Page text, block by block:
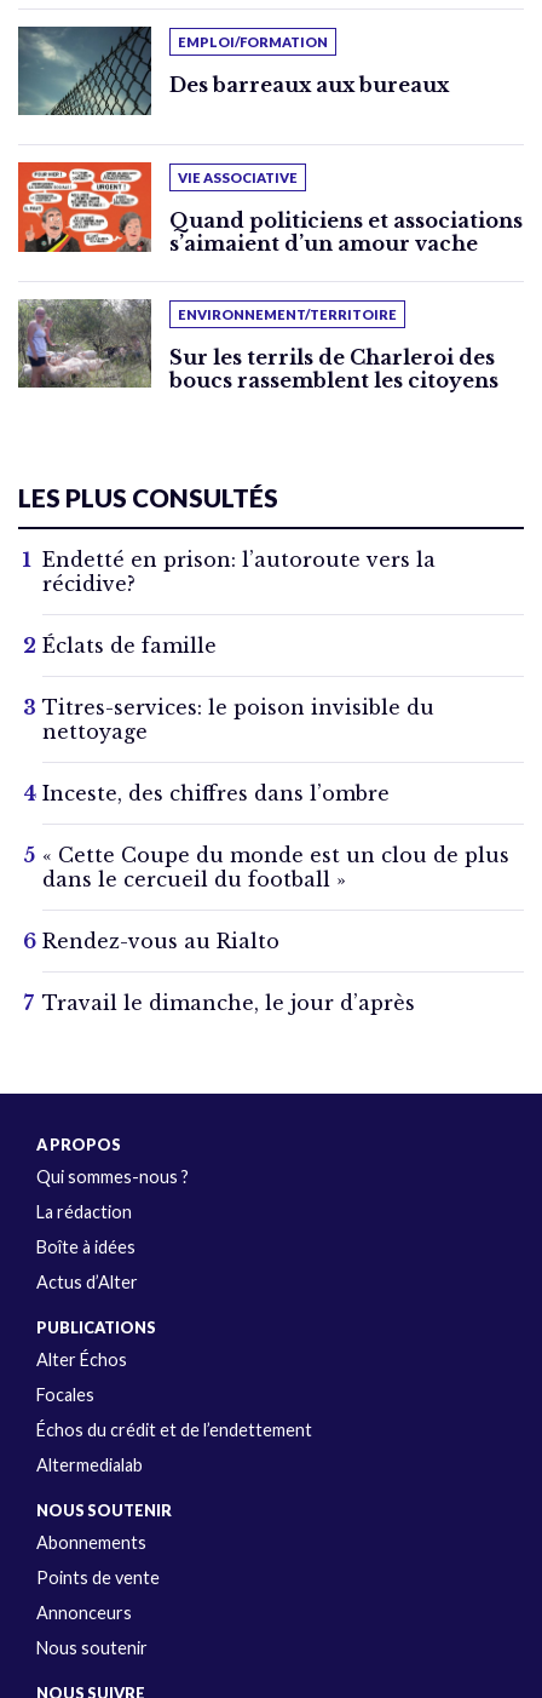
EMPLOI/FORMATION
Des barreaux aux bureaux
VIE ASSOCIATIVE
Quand politiciens et associations
s’aimaient d’un amour vache
ENVIRONNEMENT/TERRITOIRE
Sur les terrils de Charleroi des
boucs rassemblent les citoyens
LES PLUS CONSULTÉS
Endetté en prison: l’autoroute vers la
récidive?
Éclats de famille
Titres-services: le poison invisible du
nettoyage
Inceste, des chiffres dans l’ombre
« Cette Coupe du monde est un clou de plus
dans le cercueil du football »
Rendez-vous au Rialto
Travail le dimanche, le jour d’après
A PROPOS
Qui sommes-nous ?
La rédaction
Boîte à idées
Actus d’Alter
PUBLICATIONS
Alter Échos
Focales
Échos du crédit et de l’endettement
Altermedialab
NOUS SOUTENIR
Abonnements
Points de vente
Annonceurs
Nous soutenir
NOUS SUIVRE